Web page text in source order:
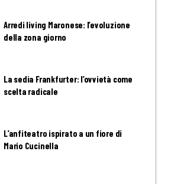
Arredi living Maronese: l’evoluzione
della zona giorno
La sedia Frankfurter: l’ovvietà come
scelta radicale
L’anfiteatro ispirato a un fiore di
Mario Cucinella